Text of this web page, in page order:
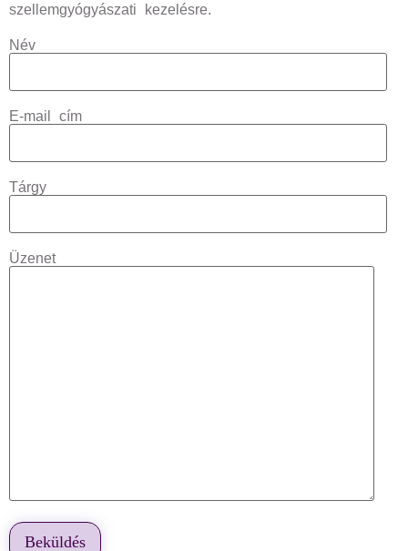
szellemgyógyászati kezelésre.
Név
E-mail cím
Tárgy
Üzenet